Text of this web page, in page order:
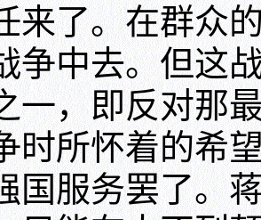
来了。在群众
争中去。但这
一，即反对那
时所怀着的希
国服务罢了。